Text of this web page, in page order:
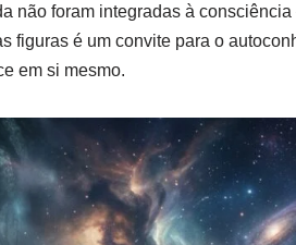
não foram integradas à
figuras é um convite para o
em si mesmo.